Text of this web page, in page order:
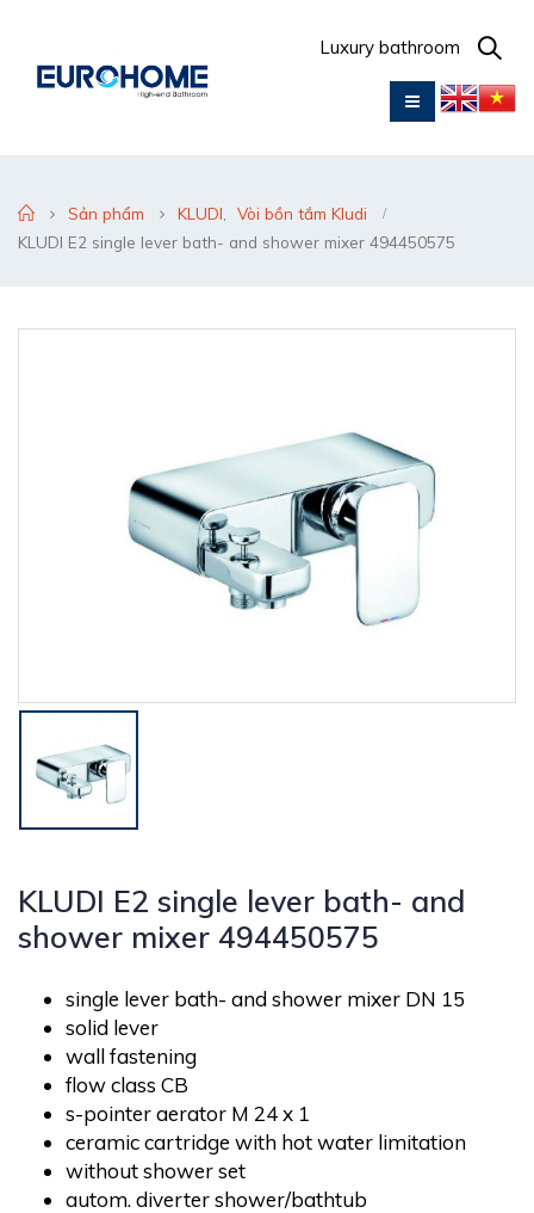
Luxury bathroom
Sản phẩm KLUDI
Vòi bồn tắm Kludi
KLUDI E2 single lever bath- and shower mixer 494450575
KLUDI E2 single lever bath- and
shower mixer 494450575
single lever bath- and shower mixer DN 15
solid lever
wall fastening
flow class CB
s-pointer aerator M 24 x 1
ceramic cartridge with hot water limitation
without shower set
autom. diverter shower/bathtub